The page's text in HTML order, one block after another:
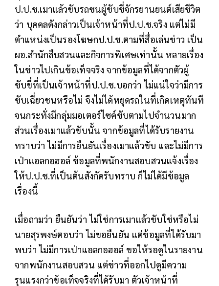
ป.ป.ช.เมาแล้วขับรถชนผู้ขับขี่จักรยานยนต์เสียชีวิต
ว่า บุคคลดังกล่าวเป็นเจ้าหน้าที่ป.ป.ช.จริง แต่ไม่มี
ตำแหน่งเป็นรองโฆษกป.ป.ช.ตามที่สื่อเล่นข่าว เป็น
ผอ.สำนักสืบสวนและกิจการพิเศษเท่านั้น หลายเรื่อง
ในข่าวไปเกินข้อเท็จจริง จากข้อมูลที่ได้จากตัวผู้
ขับขี่ที่เป็นเจ้าหน้าที่ป.ป.ช.บอกว่า ไม่แน่ใจว่ามีการ
ขับเฉี่ยวชนหรือไม่ จึงไม่ได้หยุดรถในที่เกิดเหตุทันที
จนกระทั่งมีกลุ่มมอเตอร์ไซค์ขับตามไปจำนวนมาก
ส่วนเรื่องเมาแล้วขับนั้น จากข้อมูลที่ได้รับรายงาน
ทราบว่า ไม่มีการยืนยันเรื่องเมาแล้วขับ และไม่มีการ
เป่าแอลกอฮอล์ ข้อมูลที่พนักงานสอบสวนแจ้งเรื่อง
ให้ป.ป.ช.ที่เป็นต้นสังกัดรับทราบ ก็ไม่ได้มีข้อมูล
เรื่องนี้
เมื่อถามว่า ยืนยันว่า ไม่ใช่การเมาแล้วขับใช่หรือไม่
นายสุรพงษ์ตอบว่า ไม่ขอยืนยัน แต่ข้อมูลที่ได้รับมา
พบว่า ไม่มีการเป่าแอลกอฮอล์ ขอให้รอดูในรายงาน
จากพนักงานสอบสวน แต่ข่าวที่ออกไปดูมีความ
รุนแรงกว่าข้อเท็จจริงที่ได้รับมา ตัวเจ้าหน้าที่